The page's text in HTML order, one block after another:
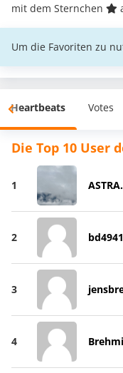
mit dem Sternchen
Um die Favoriten zu
Heartbeats Votes
Die Top 10 User
1 ASTRA.
2 bd4941
3
4